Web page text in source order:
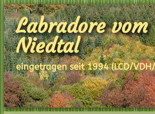
Skip
to
contentLabradore vom
Niedtal
eingetragen seit 1994 (LCD/VDH/